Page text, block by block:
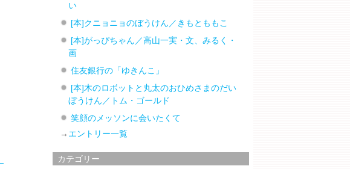
い
[本]クニョニョのぼうけん／きもとももこ
[本]がっぴちゃん／高山一実・文、みるく・
画
住友銀行の「ゆきんこ」
[本]木のロボットと丸太のおひめさまのだい
ぼうけん／トム・ゴールド
笑顔のメッソンに会いたくて
→ エントリー一覧
カテゴリー